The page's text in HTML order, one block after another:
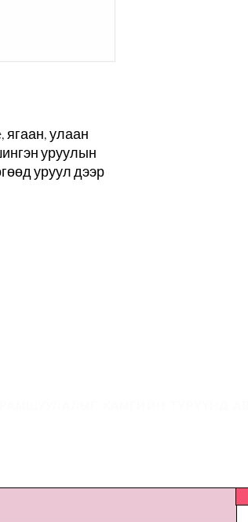
ягаан, улаан
уруулын
уруул дээр